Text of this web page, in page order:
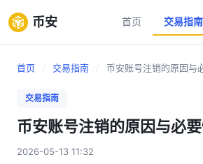
币安 首页 交易指南
首页 交易指南 币安账号注销的原因与
交易指南
币安账号注销的原因与必
2026-05-13 11:32